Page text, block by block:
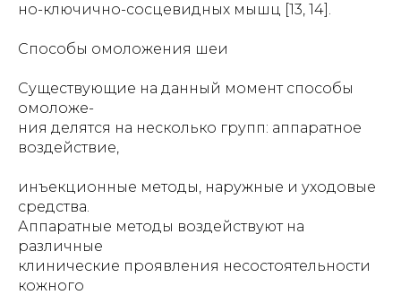
но-ключично-сосцевидных мышц [13, 14].
Способы омоложения шеи
Существующие на данный момент способы
омоложе-
ния делятся на несколько групп: аппаратное
воздействие,
инъекционные методы, наружные и уходовые
средства.
Аппаратные методы воздействуют на
различные
клинические проявления несостоятельности
кожного